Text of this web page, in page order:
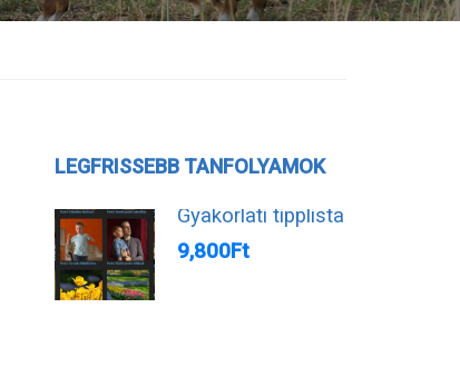
LEGFRISSEBB TANFOLYAMOK
Gyakorlati tipplista
9,800Ft